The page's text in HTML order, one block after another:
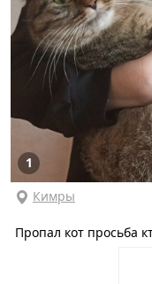
1
Кимры
Пропал кот просьба